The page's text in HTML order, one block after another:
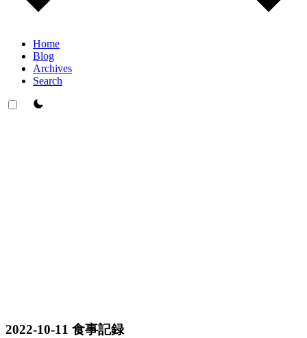
Home
Blog
Archives
Search
theme switcher
2022-10-11 食事記録